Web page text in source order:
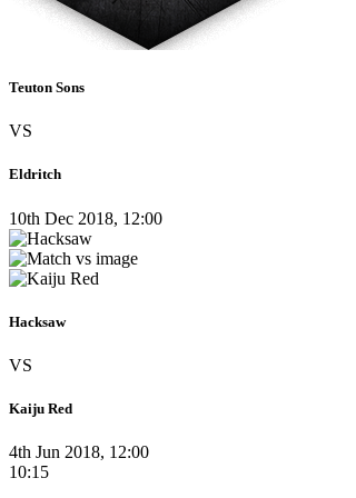
Teuton Sons
VS
Eldritch
10th Dec 2018, 12:00
Hacksaw
VS
Kaiju Red
4th Jun 2018, 12:00
10:15